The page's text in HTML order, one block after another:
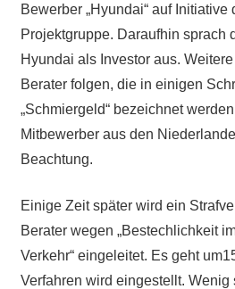
Bewerber „Hyundai“ auf Initiative
Projektgruppe. Daraufhin sprach
Hyundai als Investor aus.
Berater folgen, die in einigen
„Schmiergeld“ bezeichnet
Mitbewerber aus den
Beachtung.
Einige Zeit später wird ein
Berater wegen „Bestechlichkeit
Verkehr“ eingeleitet. Es geht
Verfahren wird eingestellt. Wenig